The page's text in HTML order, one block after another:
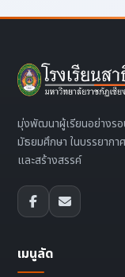
มุ่งพัฒนาผู้เรียนอย่างร
มัธยมศึกษา ในบรรยากา
และสร้างสรรค์
เมนูลัด